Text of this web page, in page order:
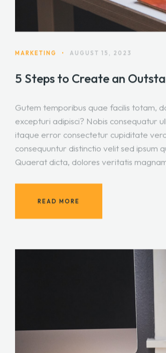
MARKETING • AUGUST 15, 2023
5 Steps to Create an
Gutem temporibus quae facilis totam,
excepturi adipisci? Nobis consequatur
itaque error consectetur cupiditate
consequuntur distinctio velit sed ipsum
Quaerat dicta, dolores veritatis
READ MORE